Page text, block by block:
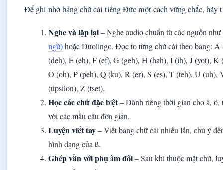
Để ghi nhớ bảng chữ cái tiếng Đức một cách vững chắc, hãy
Nghe và lặp lại– Nghe audio chuẩn từ các nguồn như
ngữ)hoặc Duolingo. Đọc to từng chữ cái theo bảng: A
(deh), E (eh), F (ef), G (geh), H (hah), I (ih), J (yot),
O (oh), P (peh), Q (ku), R (er), S (es), T (teh), U
(üpsilon), Z (tset).
Học các chữ đặc biệt– Dành riêng thời gian cho ä, ö,
với các mẫu câu đơn giản.
Luyện viết tay– Viết bảng chữ cái nhiều lần, chú ý
hình dạng của ß.
Ghép vần với phụ âm đôi– Sau khi thuộc mặt chữ,